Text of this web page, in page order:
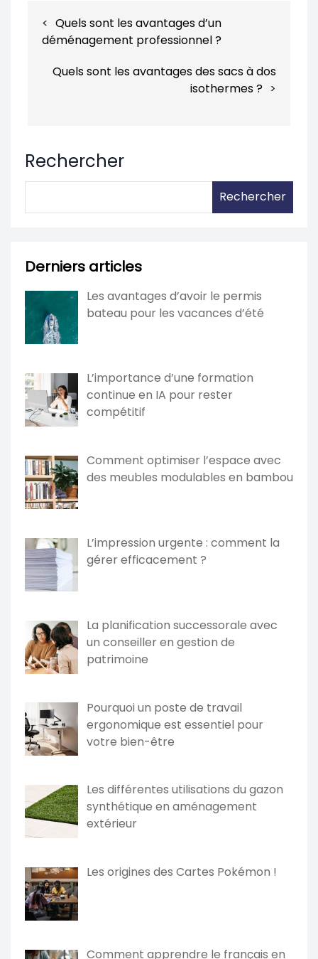
l’article
Quels sont les avantages d’un
déménagement professionnel ?
Quels sont les avantages des sacs à dos
isothermes ?
Rechercher
Rechercher
Derniers articles
Les avantages d’avoir le permis
bateau pour les vacances d’été
L’importance d’une formation
continue en IA pour rester
compétitif
Comment optimiser l’espace avec
des meubles modulables en bambou
L’impression urgente : comment la
gérer efficacement ?
La planification successorale avec
un conseiller en gestion de
patrimoine
Pourquoi un poste de travail
ergonomique est essentiel pour
votre bien-être
Les différentes utilisations du gazon
synthétique en aménagement
extérieur
Les origines des Cartes Pokémon !
Comment apprendre le français en